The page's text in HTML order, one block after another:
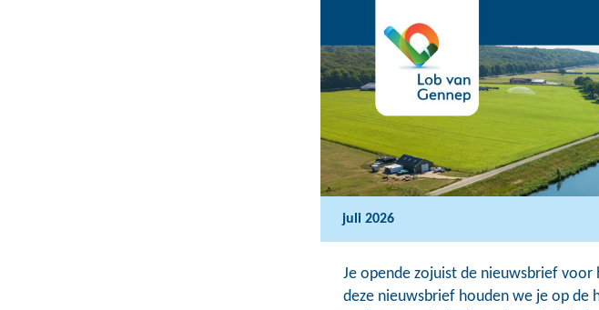
juli 2026
Je opende zojuist de nieuwsbrief
deze nieuwsbrief houden we je op de